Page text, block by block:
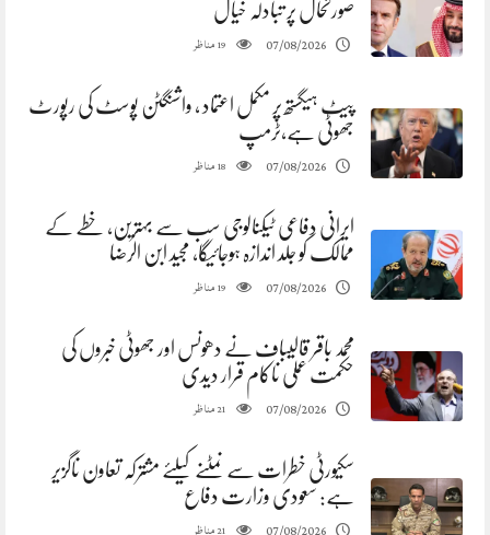
صورتحال پر تبادلہ خیال
07/08/2026
19مناظر
پیٹ ہیگستھ پر مکمل اعتماد ، واشنگٹن پوسٹ کی رپورٹ
جھوٹی ہے،ٹرمپ
07/08/2026
18مناظر
ایرانی دفاعی ٹیکنالوجی سب سے بہترین، خطے کے
ممالک کو جلد اندازہ ہوجائیگا، مجید ابن الرضا
07/08/2026
19مناظر
محمد باقر قالیباف نے دھونس اور جھوٹی خبروں کی
حکمت عملی ناکام قرار دیدی
07/08/2026
21مناظر
سکیورٹی خطرات سے نمٹنے کیلئے مشترکہ تعاون ناگزیر
ہے: سعودی وزارت دفاع